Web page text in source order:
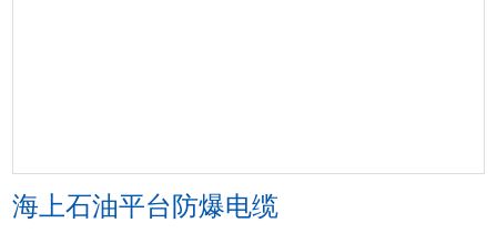
海上石油平台防爆电缆